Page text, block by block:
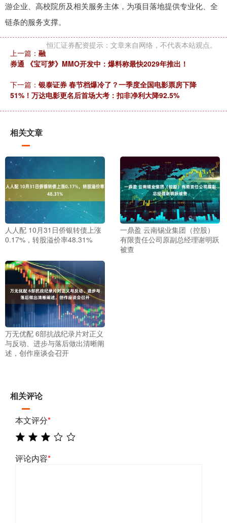
游企业、高校院所及相关服务主体，为项目落地提供专业化、全
链条的服务支撑。
恒汇证券配资提示：文章来自网络，不代表本站观点。
上一篇： 融
券通 《宝可梦》MMO开发中：爆料称最快2029年推出！
下一篇： 银泰证券 春节档爆冷了？一季度全国电影票房下降
51%！万达电影更名后首场大考：扣非净利大降92.5%
相关文章
人人配 10月31日侨银转债上涨
0.17%，转股溢价率48.31%
一鼎盈 云南锡业集团（控股）
有限责任公司原副总经理谢明跃
被查
万无优配 6部抗战纪录片对正义
与反动、进步与落后做出清晰阐
述，创作座谈会召开
相关评论
本文评分*
评论内容*